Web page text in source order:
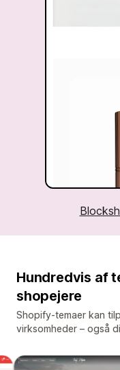
Hundredvis af
shopejere
Shopify-temaer kan
virksomheder – også